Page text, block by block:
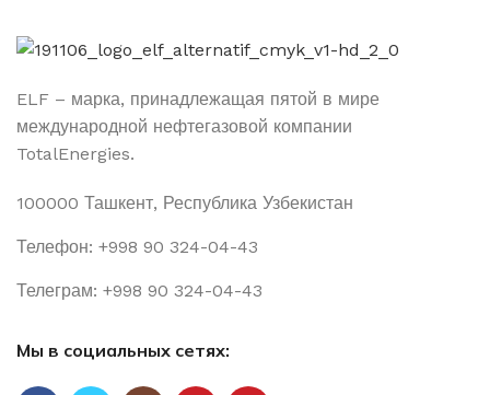
Исследовательский центр TCAP (г. Мумбаи, Индия)
ELF – марка, принадлежащая пятой в мире
международной нефтегазовой компании
TotalEnergies.
100000 Ташкент, Республика Узбекистан
Телефон: +998 90 324-04-43
Телеграм: +998 90 324-04-43
Мы в социальных сетях: